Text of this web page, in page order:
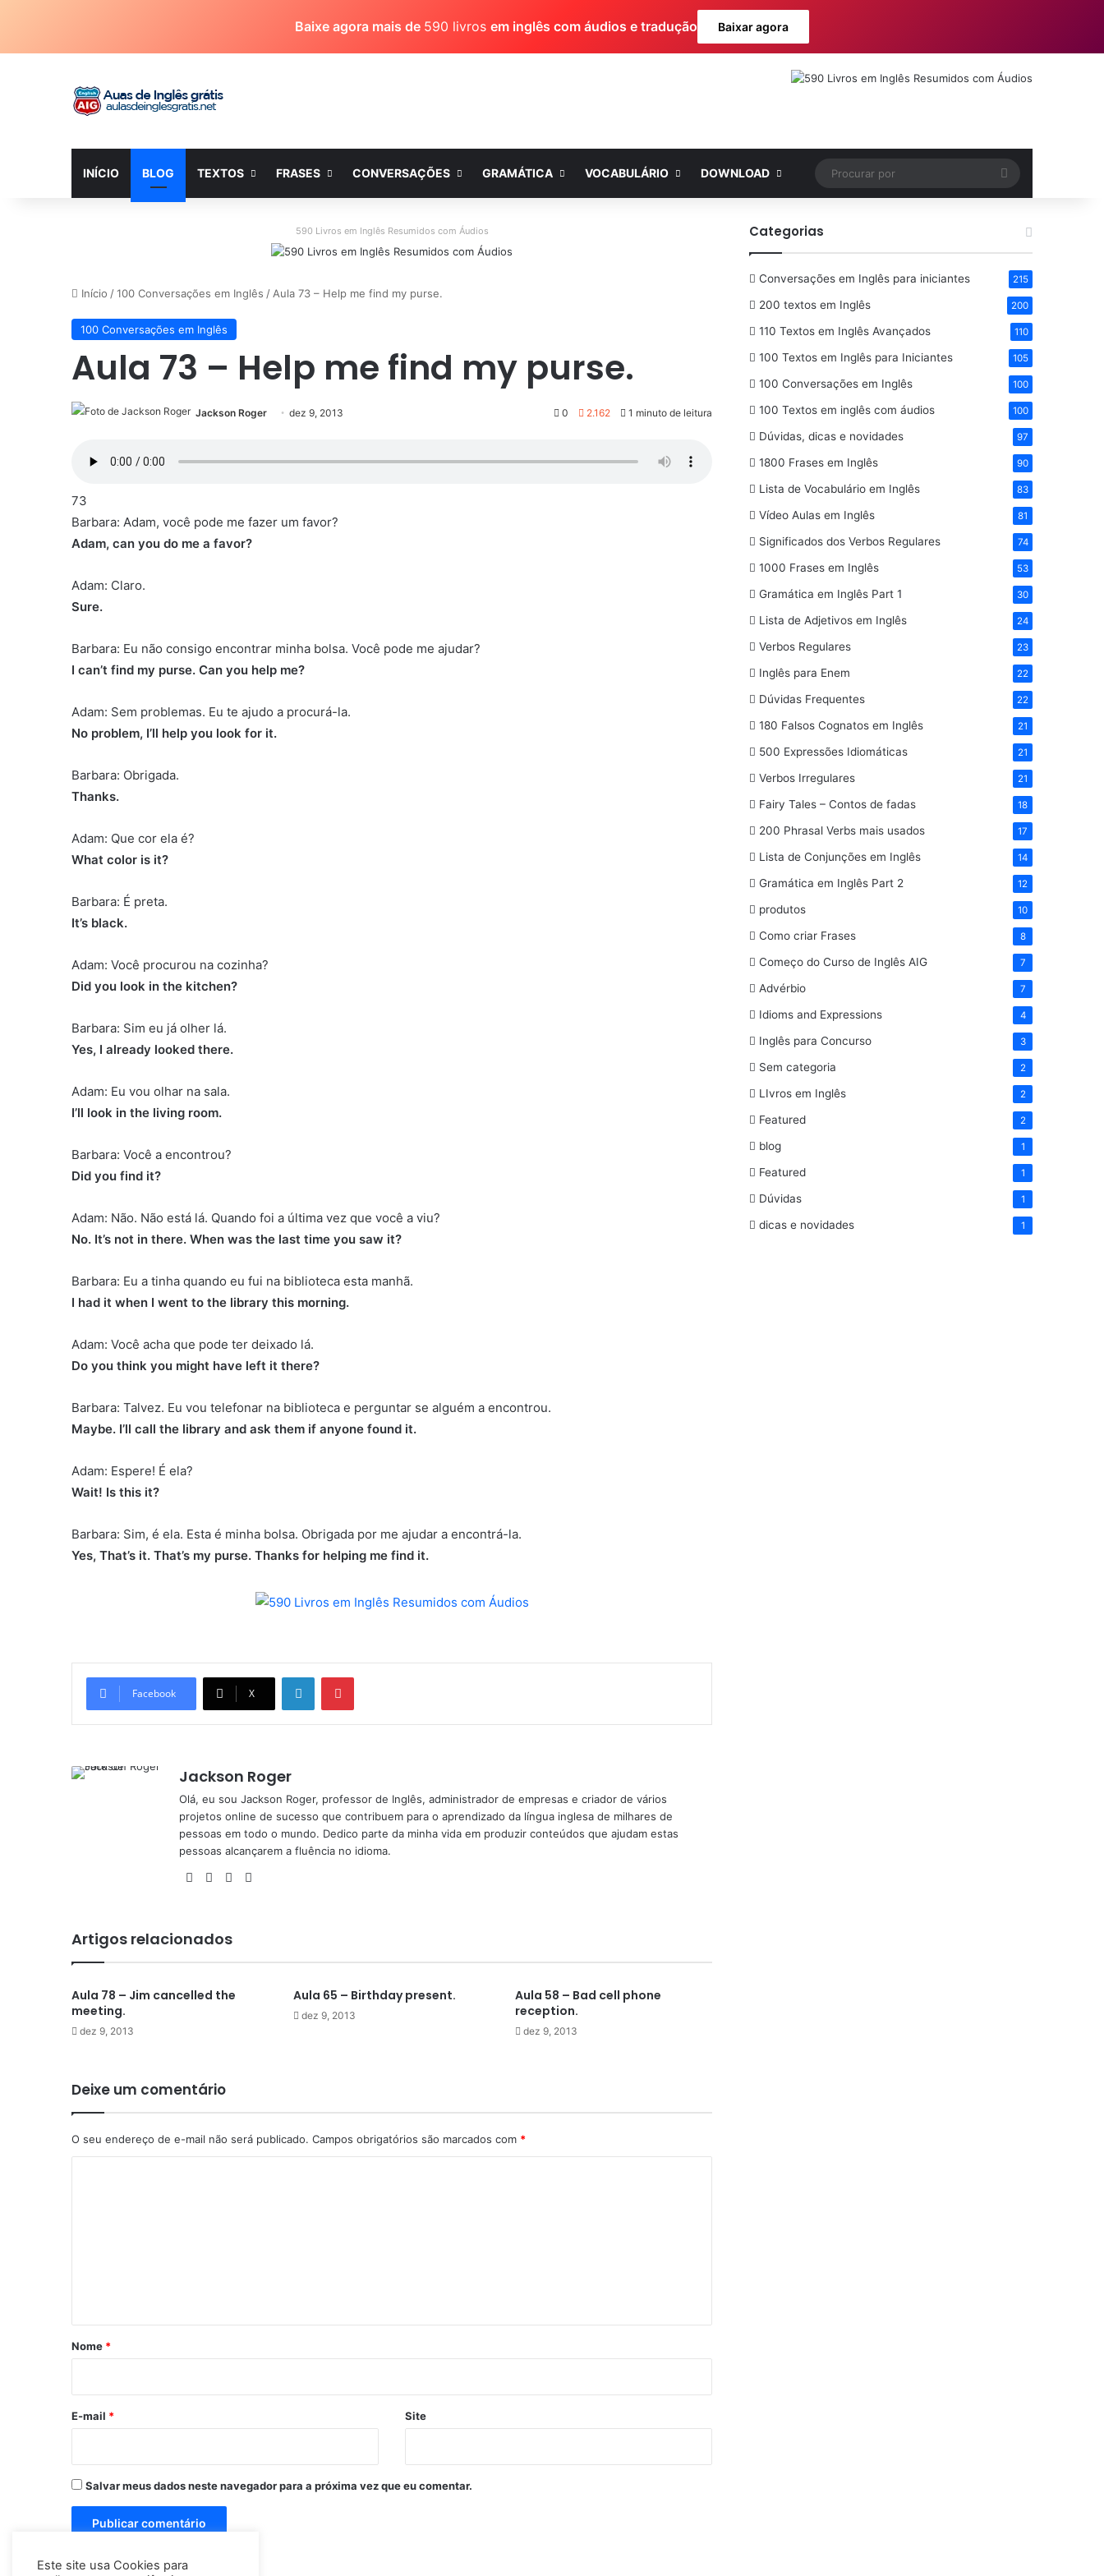
Baixe agora mais de 590 livros em inglês com áudios e tradução Baixar agora
INÍCIO BLOG TEXTOS FRASES CONVERSAÇÕES GRAMÁTICA VOCABULÁRIO DOWNLOAD
Procurar
por
590 Livros em Inglês Resumidos com Áudios
Início /100 Conversações em Inglês / Aula 73 – Help me find my purse.
100 Conversações em Inglês
Aula 73 – Help me find my purse.
Jackson Roger dez 9, 2013 0 2.162 1 minuto de leitura
73
Barbara: Adam, você pode me fazer um favor?
Adam, can you do me a favor?
Adam: Claro.
Sure.
Barbara: Eu não consigo encontrar minha bolsa. Você pode me ajudar?
I can’t find my purse. Can you help me?
Adam: Sem problemas. Eu te ajudo a procurá-la.
No problem, I’ll help you look for it.
Barbara: Obrigada.
Thanks.
Adam: Que cor ela é?
What color is it?
Barbara: É preta.
It’s black.
Adam: Você procurou na cozinha?
Did you look in the kitchen?
Barbara: Sim eu já olher lá.
Yes, I already looked there.
Adam: Eu vou olhar na sala.
I’ll look in the living room.
Barbara: Você a encontrou?
Did you find it?
Adam: Não. Não está lá. Quando foi a última vez que você a viu?
No. It’s not in there. When was the last time you saw it?
Barbara: Eu a tinha quando eu fui na biblioteca esta manhã.
I had it when I went to the library this morning.
Adam: Você acha que pode ter deixado lá.
Do you think you might have left it there?
Barbara: Talvez. Eu vou telefonar na biblioteca e perguntar se alguém a encontrou.
Maybe. I’ll call the library and ask them if anyone found it.
Adam: Espere! É ela?
Wait! Is this it?
Barbara: Sim, é ela. Esta é minha bolsa. Obrigada por me ajudar a encontrá-la.
Yes, That’s it. That’s my purse. Thanks for helping me find it.
Facebook X
LinkedinPinterest
Jackson Roger
Olá, eu sou Jackson Roger, professor de Inglês, administrador de empresas e criador de vários
projetos online de sucesso que contribuem para o aprendizado da língua inglesa de milhares de
pessoas em todo o mundo. Dedico parte da minha vida em produzir conteúdos que ajudam estas
pessoas alcançarem a fluência no idioma.
Facebook
X YouTube
Artigos relacionados
Aula 78 – Jim cancelled the
meeting.
dez 9, 2013
Aula 65 – Birthday present.
dez 9, 2013
Aula 58 – Bad cell phone
reception.
dez 9, 2013
Deixe um comentário
O seu endereço de e-mail não será publicado. Campos obrigatórios são marcados com *
r
*
Nome *
E-mail * Site
Salvar meus dados neste navegador para a próxima vez que eu comentar.
Categorias
Conversações em Inglês para iniciantes 215
200 textos em Inglês 200
110 Textos em Inglês Avançados 110
100 Textos em Inglês para Iniciantes 105
100 Conversações em Inglês 100
100 Textos em inglês com áudios 100
Dúvidas, dicas e novidades 97
1800 Frases em Inglês 90
Lista de Vocabulário em Inglês 83
Vídeo Aulas em Inglês 81
Significados dos Verbos Regulares 74
1000 Frases em Inglês 53
Gramática em Inglês Part 1 30
Lista de Adjetivos em Inglês 24
Verbos Regulares 23
Inglês para Enem 22
Dúvidas Frequentes 22
180 Falsos Cognatos em Inglês 21
500 Expressões Idiomáticas 21
Verbos Irregulares 21
Fairy Tales – Contos de fadas 18
200 Phrasal Verbs mais usados 17
Lista de Conjunções em Inglês 14
Gramática em Inglês Part 2 12
produtos 10
Como criar Frases 8
Começo do Curso de Inglês AIG 7
Advérbio 7
Idioms and Expressions 4
Inglês para Concurso 3
Sem categoria 2
LIvros em Inglês 2
Featured 2
blog 1
Featured 1
Dúvidas 1
dicas e novidades 1
Este site usa Cookies para